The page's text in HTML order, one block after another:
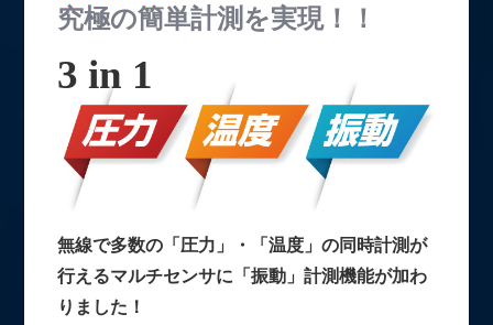
究極の簡単計測を実現！！
3 in 1
無線で多数の「圧力」・「温度」の同時計測が
行えるマルチセンサに「振動」計測機能が加わ
りました！